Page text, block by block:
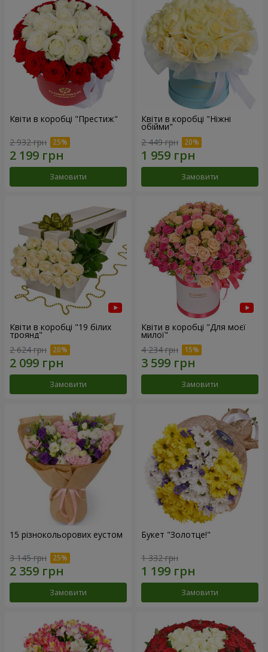
Квіти в коробці "Престиж"
2 932 грн
Замовити
Квіти в коробці "Ніжні
обійми"
2 449 грн
Замовити
Квіти в коробці "19 білих
троянд"
2 624 грн
Замовити
Квіти в коробці "Для моєї
милої"
4 234 грн
Замовити
15 різнокольорових еустом
3 145 грн
Замовити
Букет "Золотце!"
1 332 грн
Замовити